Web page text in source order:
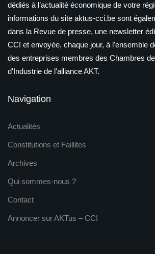
dédiés à l’actualité économique de votre
informations du site aktus-cci.be sont
dans la Revue de presse, une newsletter
CCI et envoyée, chaque jour, à l'ensemble
des entreprises membres des Chambres
d'Industrie de l'alliance AKT.
Navigation
Actualités
Constitutions et Faillites
Archives
Qui sommes-nous ?
Contact
Annoncer sur AKTus – CCI